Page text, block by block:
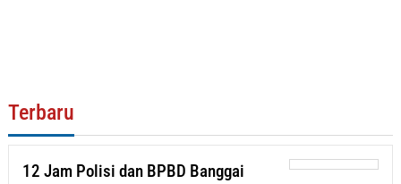
Terbaru
12 Jam Polisi dan BPBD Banggai